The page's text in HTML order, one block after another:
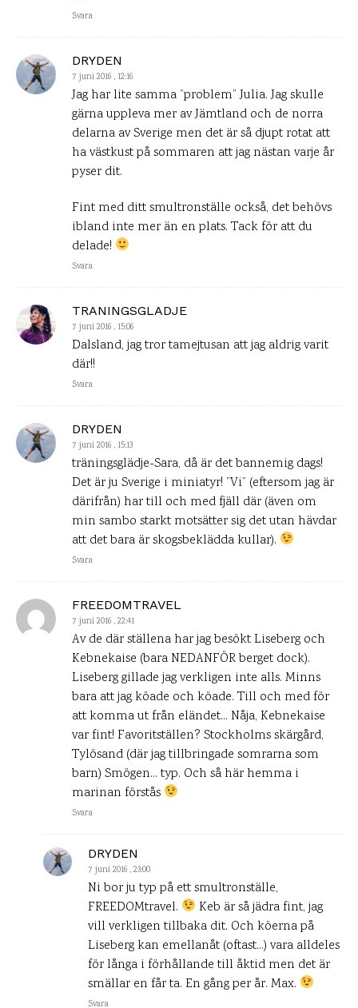
Svara
DRYDEN
7 juni 2016 , 12:16
Jag har lite samma ”problem” Julia. Jag skulle
gärna uppleva mer av Jämtland och de norra
delarna av Sverige men det är så djupt rotat att
ha västkust på sommaren att jag nästan varje år
pyser dit.
Fint med ditt smultronställe också, det behövs
ibland inte mer än en plats. Tack för att du
delade!
Svara
TRANINGSGLADJE
7 juni 2016 , 15:06
Dalsland, jag tror tamejtusan att jag aldrig varit
där!!
Svara
DRYDEN
7 juni 2016 , 15:13
träningsglädje-Sara, då är det bannemig dags!
Det är ju Sverige i miniatyr! ”Vi” (eftersom jag är
därifrån) har till och med fjäll där (även om
min sambo starkt motsätter sig det utan hävdar
att det bara är skogsbeklädda kullar).
Svara
FREEDOMTRAVEL
7 juni 2016 , 22:41
Av de där ställena har jag besökt Liseberg och
Kebnekaise (bara NEDANFÖR berget dock).
Liseberg gillade jag verkligen inte alls. Minns
bara att jag köade och köade. Till och med för
att komma ut från eländet… Nåja, Kebnekaise
var fint! Favoritställen? Stockholms skärgård,
Tylösand (där jag tillbringade somrarna som
barn) Smögen… typ. Och så här hemma i
marinan förstås
Svara
DRYDEN
7 juni 2016 , 23:00
Ni bor ju typ på ett smultronställe,
FREEDOMtravel.
Keb är så jädra fint, jag
vill verkligen tillbaka dit. Och köerna på
Liseberg kan emellanåt (oftast…) vara alldeles
för långa i förhållande till åktid men det är
smällar en får ta. En gång per år. Max.
Svara